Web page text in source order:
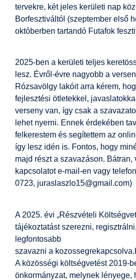
tervekre, két jeles kerületi nap
Borfesztiváltól (szeptember első
októberben tartandó Futafok
2025-ben a kerületi teljes
lesz. Évről-évre nagyobb a
Rózsavölgy lakóit arra kérem,
fejlesztési ötletekkel,
verseny van, így csak a
lehet nyerni. Ennek érdekében
felkerestem és segítettem az
így lesz idén is. Fontos, hogy
majd részt a szavazáson. Bátran,
kapcsolatot e-mail-en vagy
0723, juraslaszlo15@gmail.com)
A 2025. évi „Részvételi
tájékoztatást szerezni,
legfontosabb
szavazni a
A közösségi költségvetést 2019-
önkormányzat, melynek lényege,